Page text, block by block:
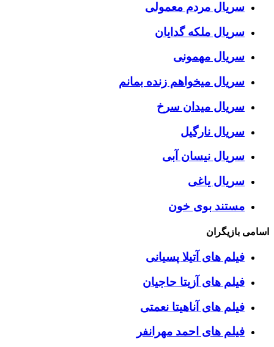
سریال مردم معمولی
سریال ملکه گدایان
سریال مهمونی
سریال میخواهم زنده بمانم
سریال میدان سرخ
سریال نارگیل
سریال نیسان آبی
سریال یاغی
مستند بوی خون
اسامی بازیگران
فیلم های آتیلا پسیانی
فیلم های آزیتا حاجیان
فیلم های آناهیتا نعمتی
فیلم های احمد مهرانفر